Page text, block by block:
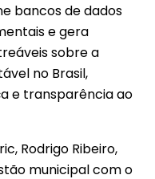
bancos de dados
e gera
sobre a
no Brasil,
e transparência ao
Rodrigo Ribeiro,
municipal com o